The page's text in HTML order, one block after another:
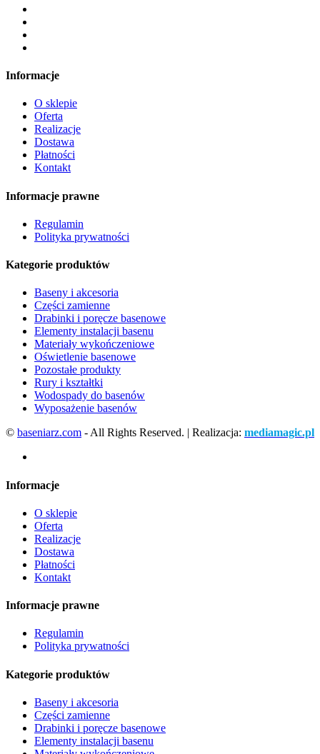
Informacje
O sklepie
Oferta
Realizacje
Dostawa
Płatności
Kontakt
Informacje prawne
Regulamin
Polityka prywatności
Kategorie produktów
Baseny i akcesoria
Części zamienne
Drabinki i poręcze basenowe
Elementy instalacji basenu
Materiały wykończeniowe
Oświetlenie basenowe
Pozostałe produkty
Rury i kształtki
Wodospady do basenów
Wyposażenie basenów
© baseniarz.com - All Rights Reserved. | Realizacja: mediamagic.pl
Informacje
O sklepie
Oferta
Realizacje
Dostawa
Płatności
Kontakt
Informacje prawne
Regulamin
Polityka prywatności
Kategorie produktów
Baseny i akcesoria
Części zamienne
Drabinki i poręcze basenowe
Elementy instalacji basenu